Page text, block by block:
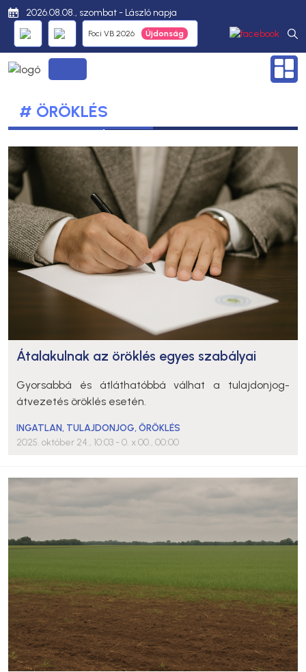
2026.08.08., szombat - László napja
Foci VB 2026
# ÖRÖKLÉS
Átalakulnak az öröklés egyes szabályai
Gyorsabbá és átláthatóbbá válhat a tulajdonjog-
átvezetés öröklés esetén.
INGATLAN, TULAJDONJOG,ÖRÖKLÉS
2025. október 24., 10:03 - 0. x 00., 00:00